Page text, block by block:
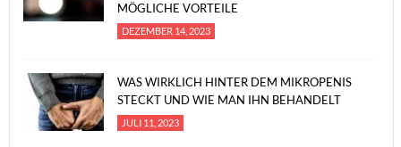
MÖGLICHE VORTEILE
DEZEMBER 14, 2023
WAS WIRKLICH HINTER DEM MIKROPENIS
STECKT UND WIE MAN IHN BEHANDELT
JULI 11, 2023